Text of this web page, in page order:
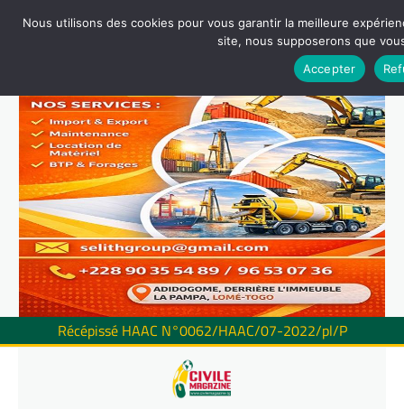
Récépissé HAAC N°0062/HAAC/07-2022/pl/P
Nous utilisons des cookies pour vous garantir la meilleure
site, nous supposerons que
Accepter